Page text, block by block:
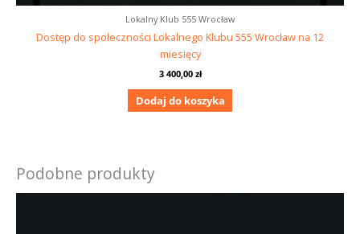
Lokalny Klub 555 Wrocław
Dostęp do społeczności Lokalnego Klubu 555 Wrocław na 12
miesięcy
3 400,00 zł
Dodaj do koszyka
Podobne produkty